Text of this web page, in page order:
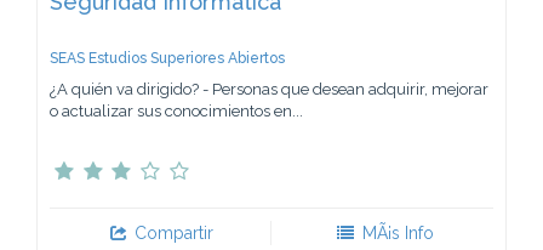
SEAS Estudios Superiores Abiertos
¿A quién va dirigido? - Personas que desean adquirir, mejorar
o actualizar sus conocimientos en...
Compartir MÃ¡s Info